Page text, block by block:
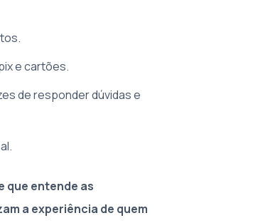
e cartões.
de responder dúvidas e
que entende as
a experiência de quem